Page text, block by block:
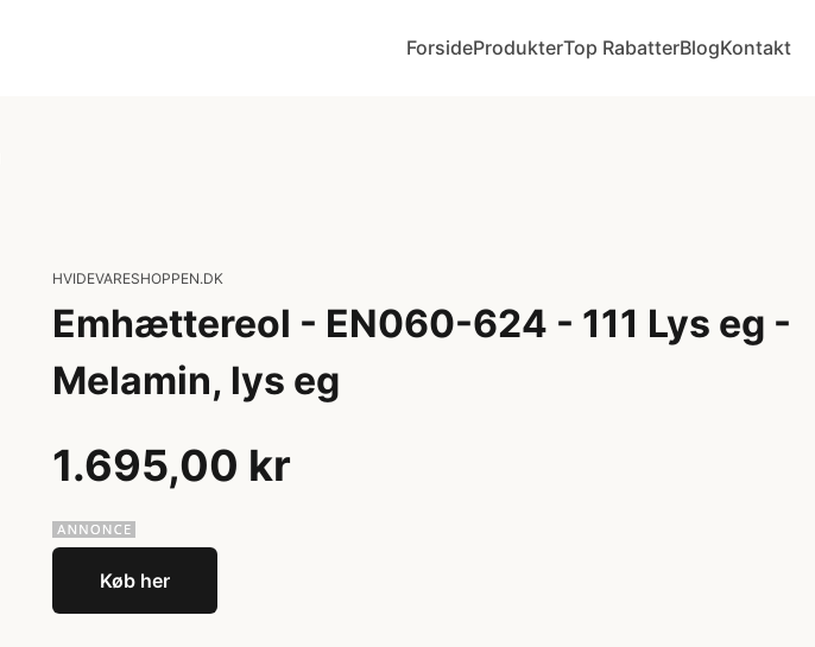
ForsideProdukterTop RabatterBlogKontakt
HVIDEVARESHOPPEN.DK
Emhættereol - EN060-624 - 111 Lys eg -
Melamin, lys eg
1.695,00 kr
Køb her